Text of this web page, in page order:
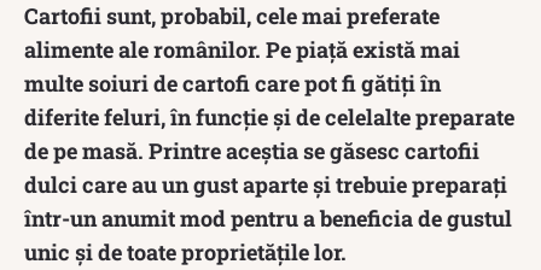
Cartofii sunt, probabil, cele mai preferate
alimente ale românilor. Pe piață există mai
multe soiuri de cartofi care pot fi gătiți în
diferite feluri, în funcție și de celelalte preparate
de pe masă. Printre aceștia se găsesc cartofii
dulci care au un gust aparte și trebuie preparați
într-un anumit mod pentru a beneficia de gustul
unic și de toate proprietățile lor.